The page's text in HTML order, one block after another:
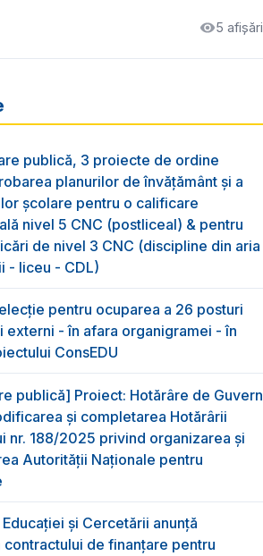
5 afișări
publică, 3 proiecte de ordine
planurilor de învățământ și a
școlare pentru o calificare
nivel 5 CNC (postliceal) & pentru
de nivel 3 CNC (discipline din aria
- liceu - CDL)
pentru ocuparea a 26 posturi
externi - în afara organigramei - în
ConsEDU
publică] Proiect: Hotărâre de Guvern
și completarea Hotărârii
nr. 188/2025 privind organizarea şi
Autorităţii Naţionale pentru
și Cercetării anunță
contractului de finanțare pentru